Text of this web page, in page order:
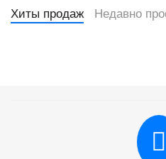
Хиты продаж Недавно